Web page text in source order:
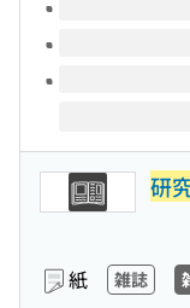
研
紙 雑誌